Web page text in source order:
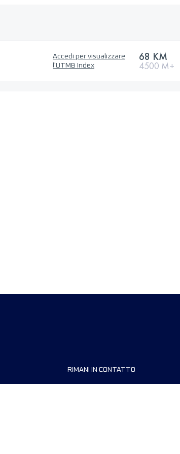
Accedi per visualizzare
l'UTMB Index
68 KM
4500 M+
RIMANI IN CONTATTO